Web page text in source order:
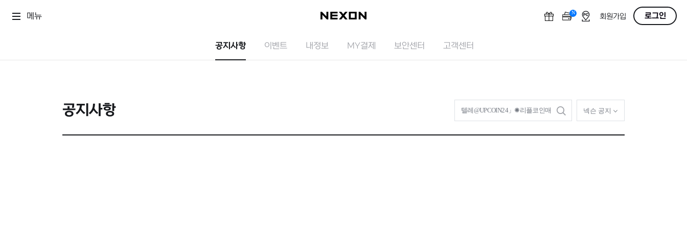
메뉴 N OFF회원가입 로그인
공지사항 이벤트 내정보 MY결제 보안센터 고객센터
공지사항 넥슨 공지